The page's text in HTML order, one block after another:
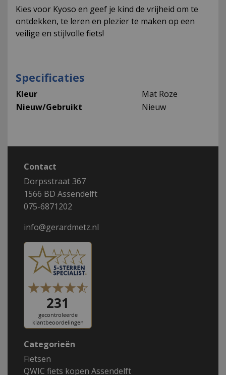
Kies voor Kyoso en geef je kind de vrijheid om te
ontdekken, te leren en plezier te maken op een
veilige en stijlvolle fiets!
Specificaties
Kleur
Mat Roze
Nieuw/Gebruikt
Nieuw
Contact
Dorpsstraat 367
1566 BD Assendelft
075-6871202
info@gerardmetz.nl
Categorieën
Fietsen
QWIC fiets kopen Assendelft